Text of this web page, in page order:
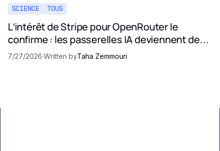
SCIENCE TOUS
L’intérêt de Stripe pour OpenRouter le
confirme : les passerelles IA deviennent des
infrastructures critiques
7/27/2026·Written byTaha Zemmouri